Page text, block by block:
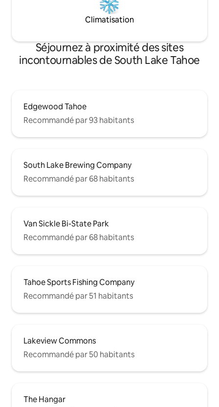
Climatisation
Séjournez à proximité des sites
incontournables de South Lake Tahoe
Edgewood Tahoe
Recommandé par 93 habitants
South Lake Brewing Company
Recommandé par 68 habitants
Van Sickle Bi-State Park
Recommandé par 68 habitants
Tahoe Sports Fishing Company
Recommandé par 51 habitants
Lakeview Commons
Recommandé par 50 habitants
The Hangar